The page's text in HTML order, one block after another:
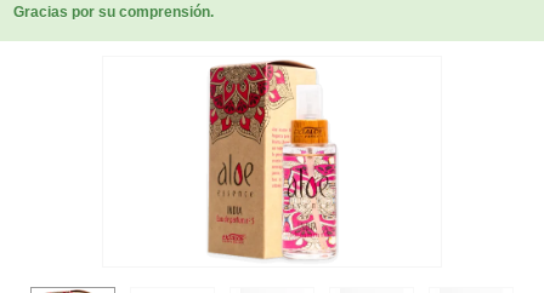
Gracias por su comprensión.